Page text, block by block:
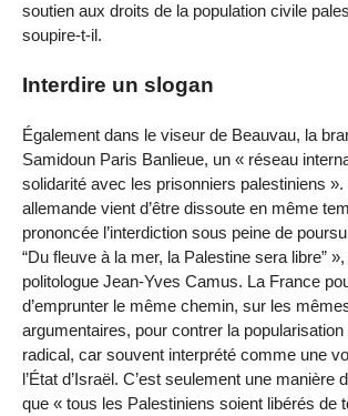
soutien aux droits de la population civile
soupire-t-il.
Interdire un slogan
Également dans le viseur de Beauvau, la
Samidoun Paris Banlieue, un « réseau
solidarité avec les prisonniers palestiniens
allemande vient d’être dissoute en même
prononcée l’interdiction sous peine de
“Du fleuve à la mer, la Palestine sera libre”
politologue Jean-Yves Camus. La France
d’emprunter le même chemin, sur les
argumentaires, pour contrer la popularisation
radical, car souvent interprété comme une
l’État d’Israël. C’est seulement une manière
que « tous les Palestiniens soient libérés de